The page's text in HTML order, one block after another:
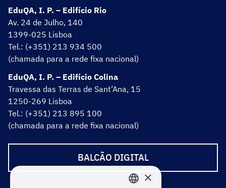
EduQA, I. P. – Edifício Rio
Av. 24 de Julho, 140
1399-025 Lisboa
Tel.: (+351) 213 934 500
(chamada para a rede fixa nacional)
EduQA, I. P. – Edifício Colina
Travessa das Terras de Sant’Ana, 15
1250-269 Lisboa
Tel.: (+351) 213 895 100
(chamada para a rede fixa nacional)
BALCÃO DIGITAL
×